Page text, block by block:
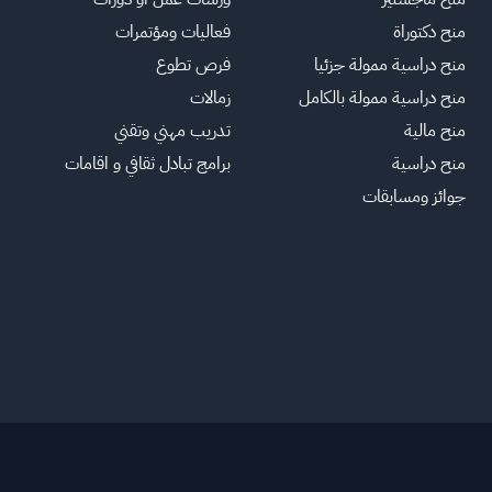
منح دكتوراة
منح دراسية ممولة جزئيا
منح دراسية ممولة بالكامل
منح مالية
منح دراسية
جوائز ومسابقات
فعاليات ومؤتمرات
فرص تطوع
زمالات
تدريب مهني وتقني
برامج تبادل ثقافي و اقامات